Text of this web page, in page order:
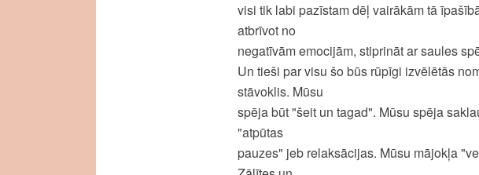
visi tik labi pazīstam dēļ vairākām tā
atbrīvot no
negatīvām emocijām, stiprināt ar saules
Un tieši par visu šo būs rūpīgi izvēlētās
stāvoklis. Mūsu
spēja būt "šeit un tagad". Mūsu spēja
"atpūtas
pauzes" jeb relaksācijas. Mūsu mājokļa